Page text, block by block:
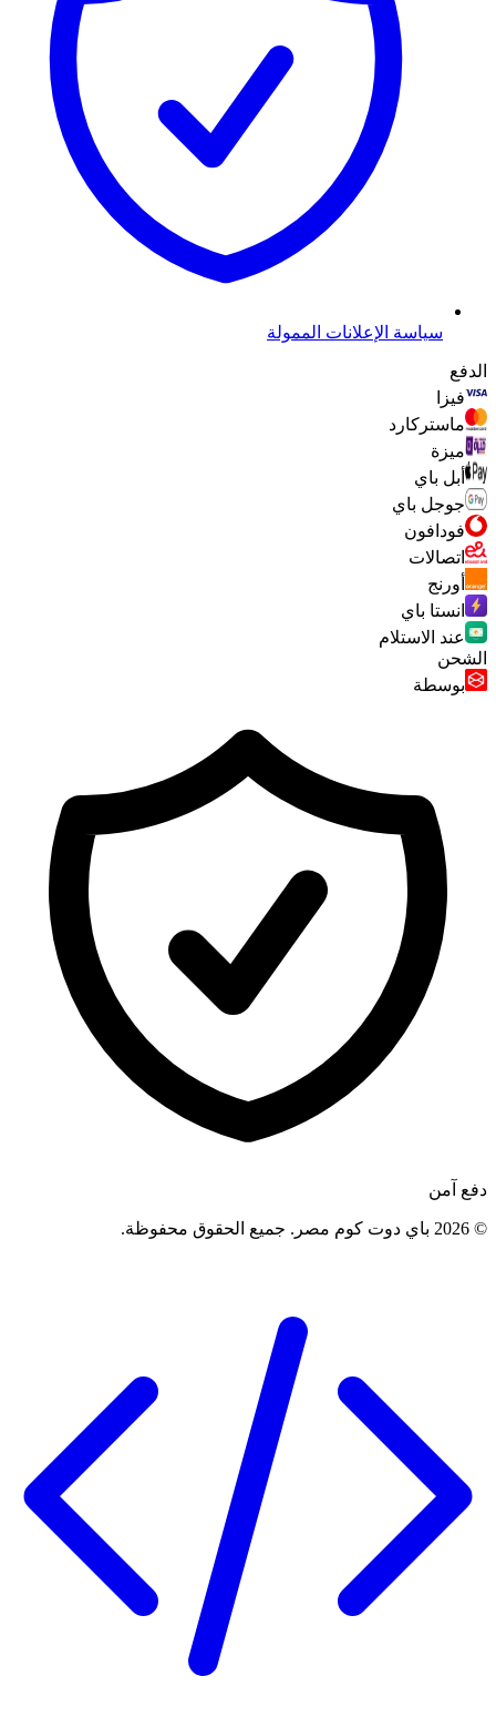
سياسة الإعلانات الممولة
الدفع
فيزا
ماستركارد
ميزة
أبل باي
جوجل باي
فودافون
اتصالات
أورنج
انستا باي
عند الاستلام
الشحن
بوسطة
دفع آمن
©
2026 باي دوت كوم مصر . جميع الحقوق محفوظة.